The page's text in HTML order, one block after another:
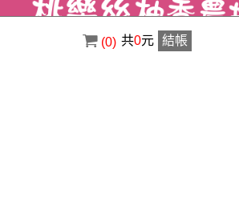
(0) 共0元 結帳